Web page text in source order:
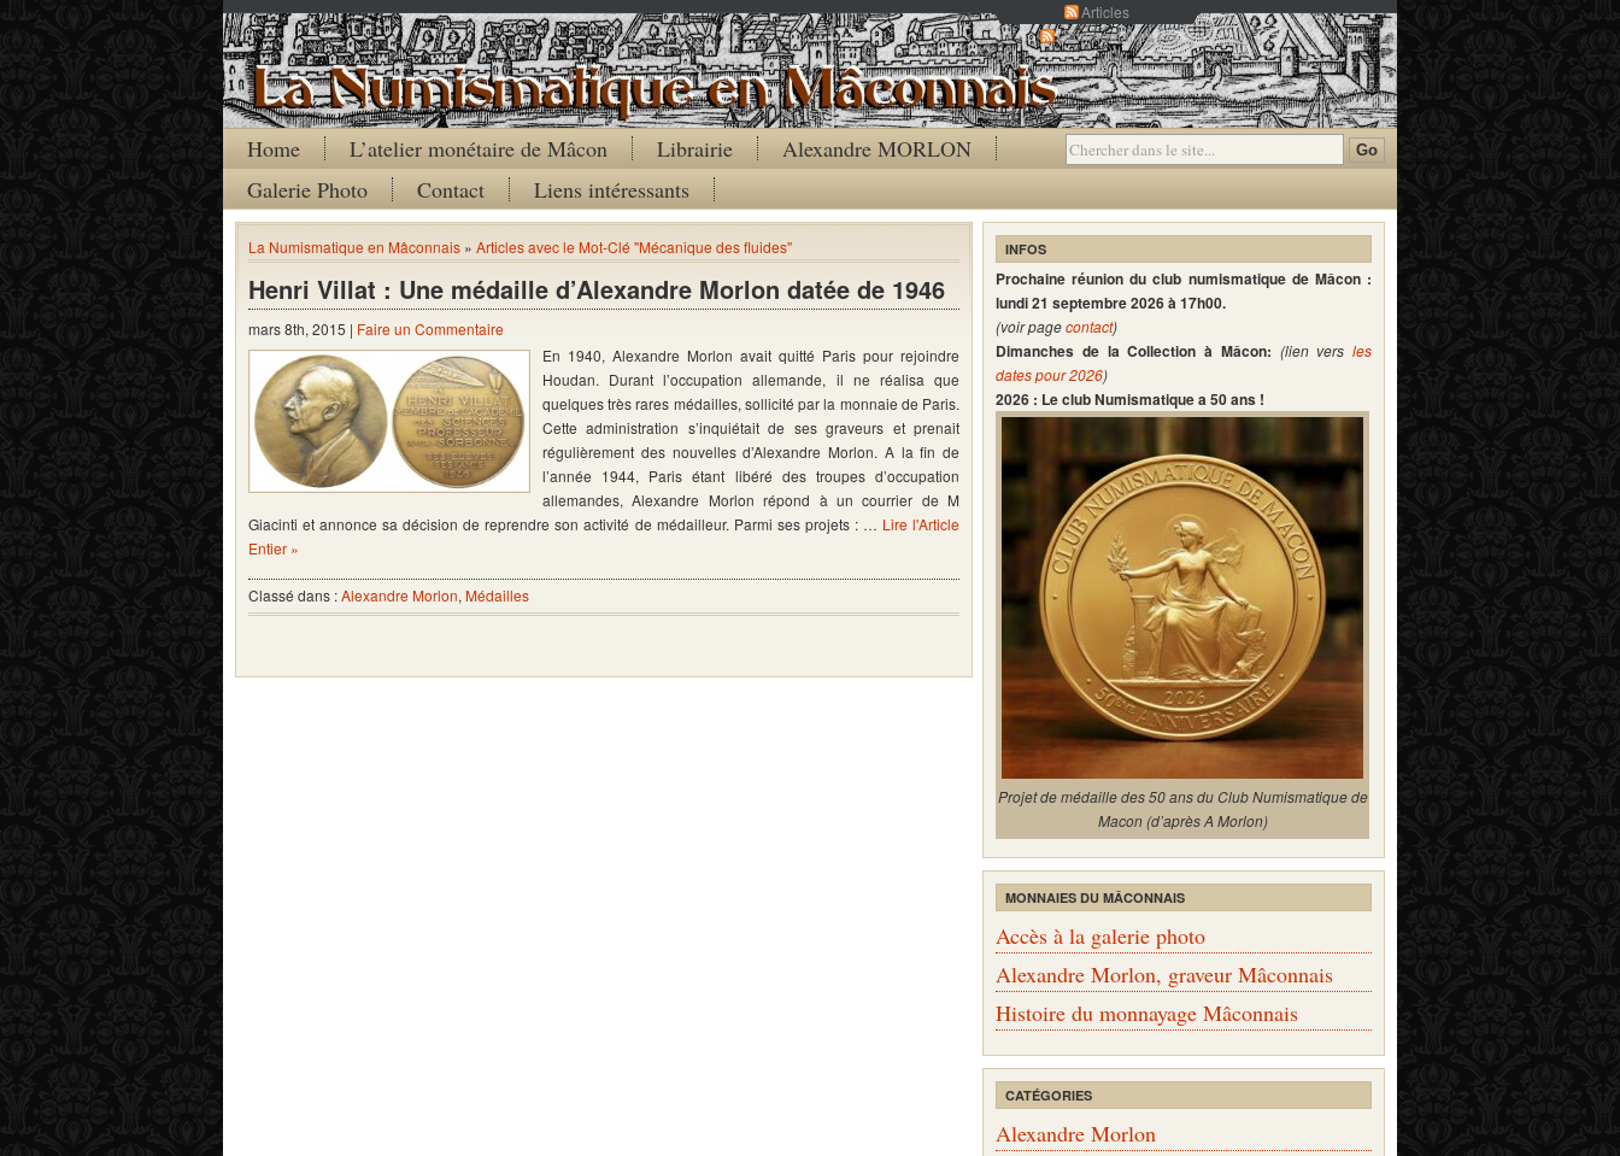
Articles
Commentaires
Home L’atelier monétaire de Mâcon Librairie
Alexandre MORLON
Galerie Photo
Contact Liens intéressants
La Numismatique en Mâconnais » Articles avec le Mot-Clé "Mécanique des fluides"
Henri Villat : Une médaille d’Alexandre Morlon datée de 1946
mars 8th, 2015 | Faire un Commentaire
En 1940, Alexandre Morlon avait quitté Paris pour rejoindre
Houdan. Durant l’occupation allemande, il ne réalisa que
quelques très rares médailles, sollicité par la monnaie de Paris.
Cette administration s’inquiétait de ses graveurs et prenait
régulièrement des nouvelles d’Alexandre Morlon. A la fin de
l’année 1944, Paris étant libéré des troupes d’occupation
allemandes, Alexandre Morlon répond à un courrier de M
Giacinti et annonce sa décision de reprendre son activité de médailleur. Parmi ses projets : … Lire l'Article
Entier »
Classé dans :Alexandre Morlon, Médailles
INFOS
Prochaine réunion du club numismatique de Mâcon :
lundi 21 septembre 2026 à 17h00.
(voir pagecontact)
Dimanches de la Collection à Mâcon: (lien vers les
dates pour 2026)
2026 : Le club Numismatique a 50 ans !
Projet de médaille des 50 ans du Club Numismatique de
Macon (d’après A Morlon)
MONNAIES DU MÂCONNAIS
Accès à la galerie photo
Alexandre Morlon, graveur Mâconnais
Histoire du monnayage Mâconnais
CATÉGORIES
Alexandre Morlon